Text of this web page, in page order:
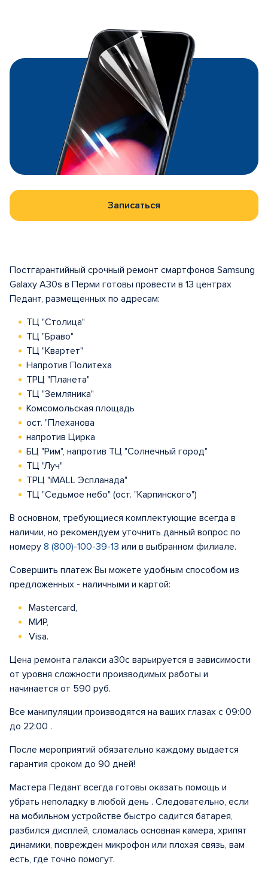
Записаться
Постгарантийный срочный ремонт смартфонов Samsung
Galaxy A30s в Перми готовы провести в 13 центрах
Педант, размещенных по адресам:
ТЦ "Столица"
ТЦ "Браво"
ТЦ "Квартет"
Напротив Политеха
ТРЦ "Планета"
ТЦ "Земляника"
Комсомольская площадь
ост. "Плеханова
напротив Цирка
БЦ "Рим", напротив ТЦ "Солнечный город"
ТЦ "Луч"
ТРЦ "iMALL Эспланада"
ТЦ "Седьмое небо" (ост. "Карпинского")
В основном, требующиеся комплектующие всегда в
наличии, но рекомендуем уточнить данный вопрос по
номеру 8 (800)-100-39-13 или в выбранном филиале.
Совершить платеж Вы можете удобным способом из
предложенных - наличными и картой:
Mastercard,
МИР,
Visa.
Цена ремонта галакси а30с варьируется в зависимости
от уровня сложности производимых работы и
начинается от 590 руб.
Все манипуляции производятся на ваших глазах с 09:00
до 22:00 .
После мероприятий обязательно каждому выдается
гарантия сроком до 90 дней!
Мастера Педант всегда готовы оказать помощь и
убрать неполадку в любой день . Следовательно, если
на мобильном устройстве быстро садится батарея,
разбился дисплей, сломалась основная камера, хрипят
динамики, поврежден микрофон или плохая связь, вам
есть, где точно помогут.